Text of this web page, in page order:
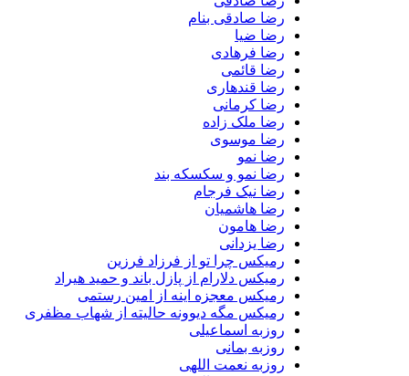
رضا صادقی بنام
رضا ضیا
رضا فرهادی
رضا قائمی
رضا قندهاری
رضا کرمانی
رضا ملک زاده
رضا موسوی
رضا نمو
رضا نمو و سکسکه بند
رضا نیک فرجام
رضا هاشمیان
رضا هامون
رضا یزدانی
رمیکس چرا تو از فرزاد فرزین
رمیکس دلارام از پازل باند و حمید هیراد
رمیکس معجزه اینه از امین رستمی
رمیکس مگه دیوونه حالیته از شهاب مظفری
روزبه اسماعیلی
روزبه بمانی
روزبه نعمت اللهی